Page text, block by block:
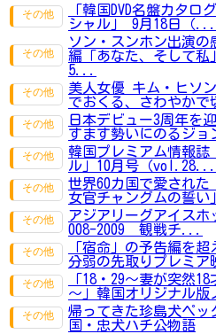
「韓国DVD名盤カタ
シャル」 9月18日（...
ソン・スンホン出演の
編「あなた、そして私
5...
美人女優 キム・ヒソ
でおくる、さわやかで
日本デビュー3周年を
すます勢いにのるジョ
韓国プレミアム情報誌
ル」10月号（vol.28...
世界60カ国で愛された
女官チャングムの誓い
アジアリーグアイスホ
008-2009 観戦チ...
「宿命」の予告編を超
分弱の先取りプレミア
「18・29～妻が突然18
～」韓国オリジナル版
帰ってきた珍島犬ペ
国・忠犬ハチ公物語